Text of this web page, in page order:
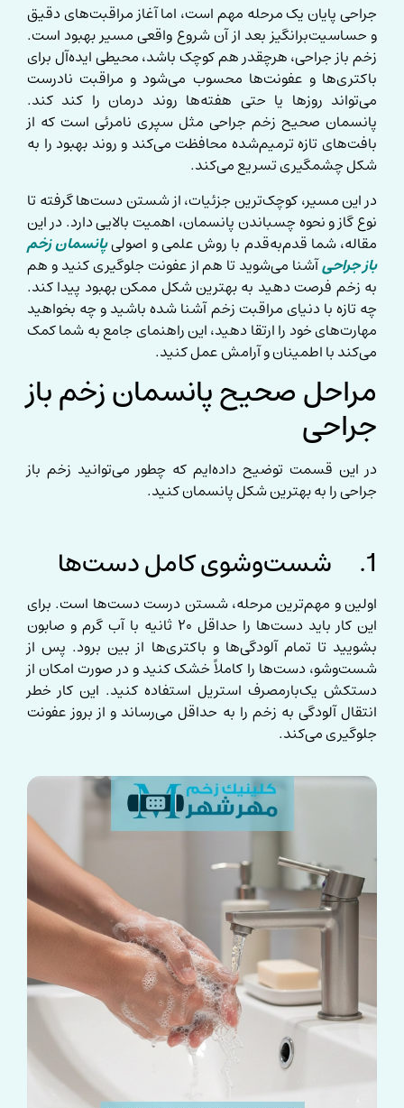
جراحی پایان یک مرحله مهم است، اما آغاز مراقبت‌های دقیق
و حساسیت‌برانگیز بعد از آن شروع واقعی مسیر بهبود است.
زخم باز جراحی، هرچقدر هم کوچک باشد، محیطی ایده‌آل برای
باکتری‌ها و عفونت‌ها محسوب می‌شود و مراقبت نادرست
می‌تواند روزها یا حتی هفته‌ها روند درمان را کند کند.
پانسمان صحیح زخم جراحی مثل سپری نامرئی است که از
بافت‌های تازه ترمیم‌شده محافظت می‌کند و روند بهبود را به
شکل چشمگیری تسریع می‌کند.
در این مسیر، کوچک‌ترین جزئیات، از شستن دست‌ها گرفته تا
نوع گاز و نحوه چسباندن پانسمان، اهمیت بالایی دارد. در این
مقاله، شما قدم‌به‌قدم با روش علمی و اصولیپانسمان زخم
باز جراحیآشنا می‌شوید تا هم از عفونت جلوگیری کنید و هم
به زخم فرصت دهید به بهترین شکل ممکن بهبود پیدا کند.
چه تازه با دنیای مراقبت زخم آشنا شده باشید و چه بخواهید
مهارت‌های خود را ارتقا دهید، این راهنمای جامع به شما کمک
می‌کند با اطمینان و آرامش عمل کنید.
مراحل صحیح پانسمان زخم باز
جراحی
در این قسمت توضیح داده‌ایم که چطور می‌توانید زخم باز
جراحی را به بهترین شکل پانسمان کنید.
1. شست‌وشوی کامل دست‌ها
اولین و مهم‌ترین مرحله، شستن درست دست‌ها است. برای
این کار باید دست‌ها را حداقل ۲۰ ثانیه با آب گرم و صابون
بشویید تا تمام آلودگی‌ها و باکتری‌ها از بین برود. پس از
شست‌وشو، دست‌ها را کاملاً خشک کنید و در صورت امکان از
دستکش یک‌بارمصرف استریل استفاده کنید. این کار خطر
انتقال آلودگی به زخم را به حداقل می‌رساند و از بروز عفونت
جلوگیری می‌کند.